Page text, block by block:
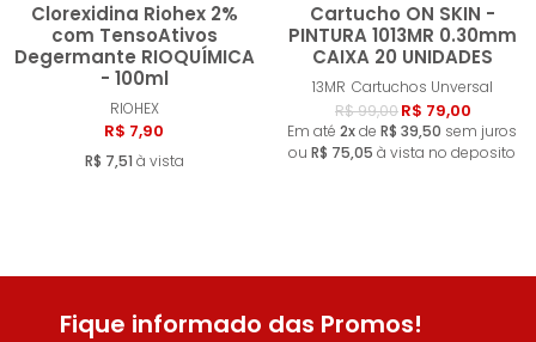
Clorexidina Riohex 2%
com TensoAtivos
Degermante RIOQUÍMICA
- 100ml
RIOHEX
R$ 7,90
R$ 7,51 à vista
Comprar
Cartucho ON SKIN -
PINTURA 1013MR 0.30mm
CAIXA 20 UNIDADES
13MR Cartuchos Unversal
R$ 99,00R$ 79,00
Em até 2xde R$ 39,50 sem juros
ou R$ 75,05 à vista no deposito
Fique informado das Promos!